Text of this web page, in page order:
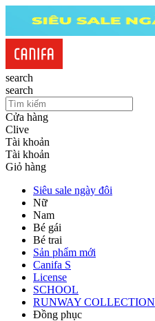
search
search
Cửa hàng
Clive
Tài khoản
Tài khoản
Giỏ hàng
Siêu sale ngày đôi
Nữ
Nam
Bé gái
Bé trai
Sản phẩm mới
Canifa S
License
SCHOOL
RUNWAY COLLECTION
Đồng phục